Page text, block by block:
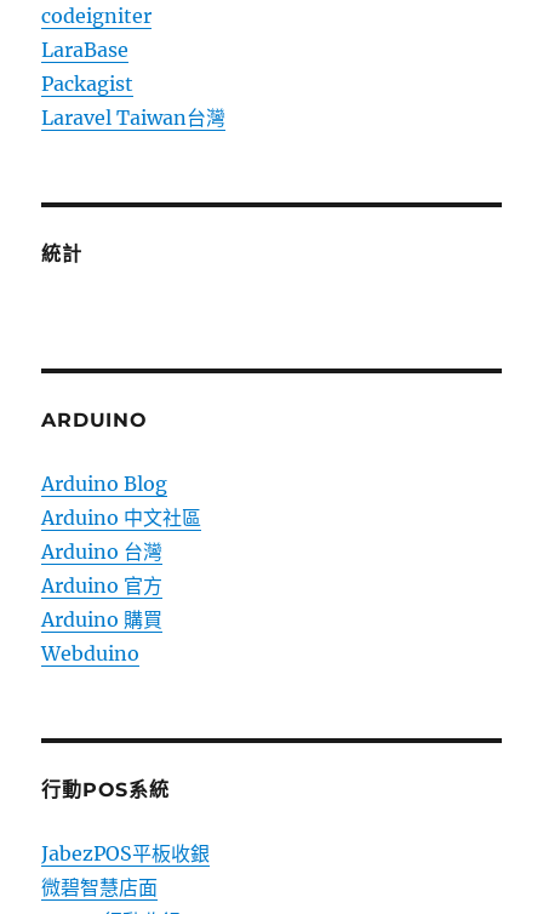
codeigniter
LaraBase
Packagist
Laravel Taiwan台灣
統計
ARDUINO
Arduino Blog
Arduino 中文社區
Arduino 台灣
Arduino 官方
Arduino 購買
Webduino
行動POS系統
JabezPOS平板收銀
微碧智慧店面